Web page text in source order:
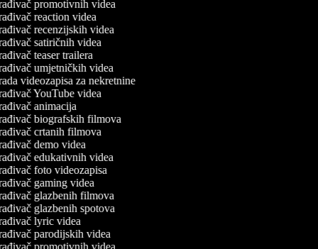
promotivnih videa
reaction videa
recenzijskih videa
satiričnih videa
teaser trailera
umjetničkih videa
videozapisa za nekretnine
YouTube videa
animacija
biografskih filmova
crtanih filmova
demo videa
edukativnih videa
foto videozapisa
gaming videa
glazbenih filmova
glazbenih spotova
lyric videa
parodijskih videa